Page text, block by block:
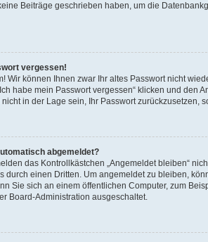
Beiträge geschrieben haben, um die
vergessen!
Wir können Ihnen zwar Ihr altes Passwort nicht
habe mein Passwort vergessen“ klicken und
in der Lage sein, Ihr Passwort zurückzusetzen,
abgemeldet?
das Kontrollkästchen „Angemeldet bleiben“
durch einen Dritten. Um angemeldet zu bleiben,
Sie sich an einem öffentlichen Computer, zum
Board-Administration ausgeschaltet.